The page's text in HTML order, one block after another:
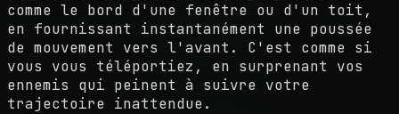
comme le bord d'une fenêtre ou d'un toit,
en fournissant instantanément une poussée
de mouvement vers l'avant. C'est comme si
vous vous téléportiez, en surprenant vos
ennemis qui peinent à suivre votre
trajectoire inattendue.